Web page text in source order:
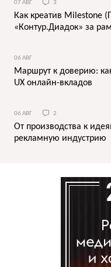
07 АВГ 3
Как креатив Milestone
«Контур.Диадок» за
06 АВГ
Маршрут к доверию:
UX онлайн-вкладов
06 АВГ 2
От производства к
рекламную индустрию